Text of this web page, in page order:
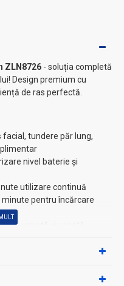
ZLN8726 - soluția completă
Design premium cu
de ras perfectă.
facial, tundere păr lung,
nivel baterie și
utilizare continuă
minute pentru încărcare
umedă și uscată